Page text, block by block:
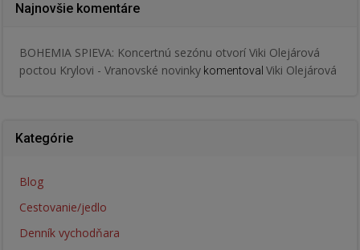
Najnovšie komentáre
BOHEMIA SPIEVA: Koncertnú sezónu otvorí Viki Olejárová
poctou Krylovi - Vranovské novinky komentoval Viki Olejárová
Kategórie
Blog
Cestovanie/jedlo
Denník vychodňara